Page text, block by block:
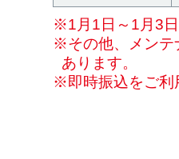
※1月1日～1月3
※その他、メンテ
あります。
※即時振込をご利